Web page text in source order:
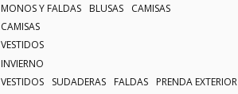
MONOS Y FALDAS
BLUSAS
CAMISAS
CAMISAS
VESTIDOS
INVIERNO
VESTIDOS
SUDADERAS FALDAS
PRENDA EXTERIOR